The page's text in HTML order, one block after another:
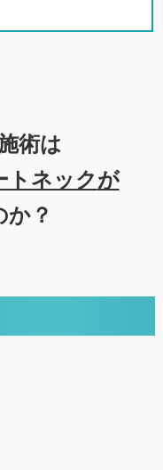
術は
トネックが
か？